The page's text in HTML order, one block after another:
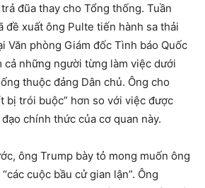
đũa thay cho Tổng thống. Tuần
đề xuất ông Pulte tiến hành sa thải
Văn phòng Giám đốc Tình báo Quốc
cả những người từng làm việc dưới
thuộc đảng Dân chủ. Ông cho
bị trói buộc” hơn so với việc được
chính thức của cơ quan này.
ông Trump bày tỏ mong muốn ông
cuộc bầu cử gian lận”. Ông